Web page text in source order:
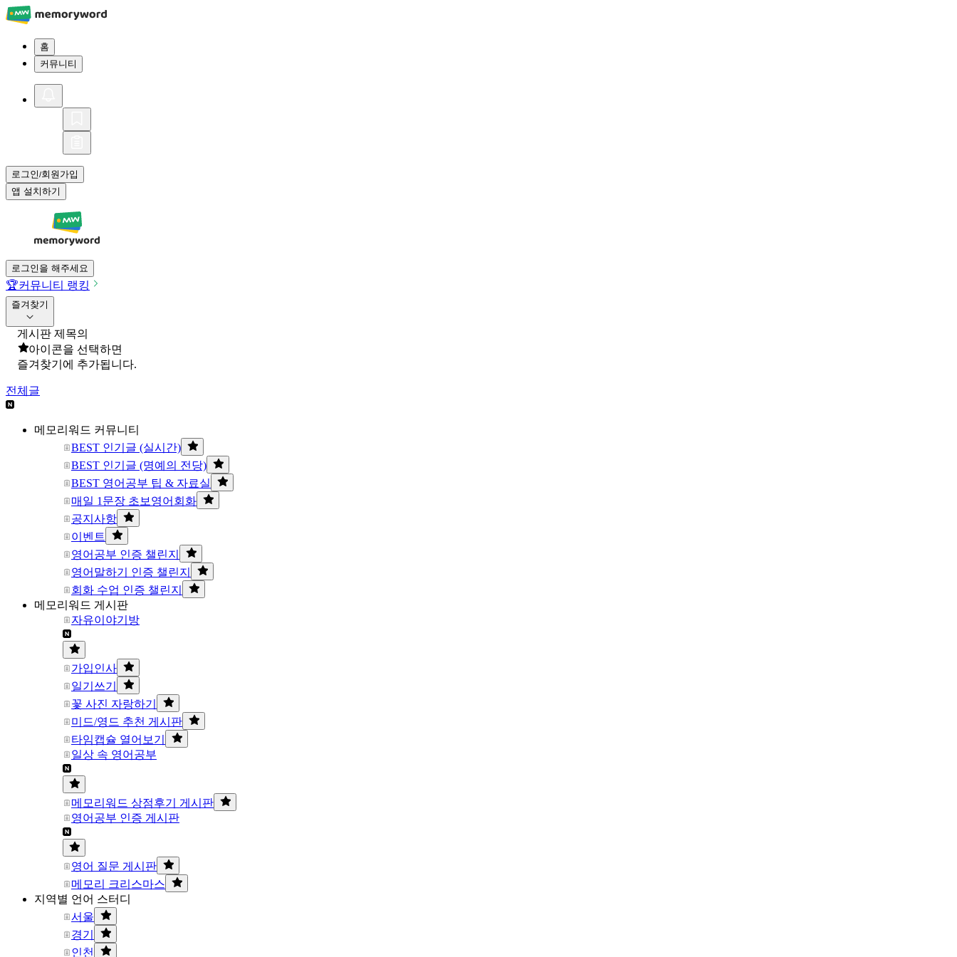
홈
커뮤니티
로그인/회원가입
앱 설치하기
로그인을 해주세요
🏆커뮤니티 랭킹
즐겨찾기
게시판 제목의
아이콘을 선택하면
즐겨찾기에 추가됩니다.
전체글
메모리워드 커뮤니티
BEST 인기글 (실시간)
BEST 인기글 (명예의 전당)
BEST 영어공부 팁 & 자료실
매일 1문장 초보영어회화
공지사항
이벤트
영어공부 인증 챌린지
영어말하기 인증 챌린지
회화 수업 인증 챌린지
메모리워드 게시판
자유이야기방
가입인사
일기쓰기
꽃 사진 자랑하기
미드/영드 추천 게시판
타임캡슐 열어보기
일상 속 영어공부
메모리워드 상점후기 게시판
영어공부 인증 게시판
영어 질문 게시판
메모리 크리스마스
지역별 언어 스터디
서울
경기
인천